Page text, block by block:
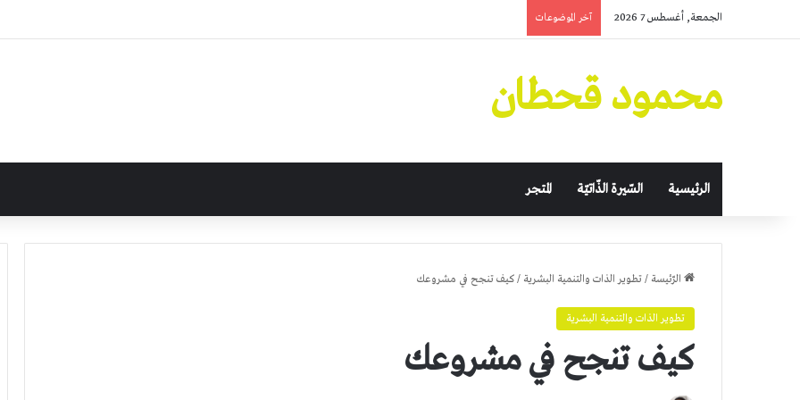
الجمعة, أغسطس 7 2026 آخر الموضوعات
محمود قحطان
الرئيسية السّيرة الذّاتيّة المتجر
الرّئيسة /تطوير الذات والتنمية البشرية /كيف تنجح في مشروعك
تطوير الذات والتنمية البشرية
كيف تنجح في مشروعك